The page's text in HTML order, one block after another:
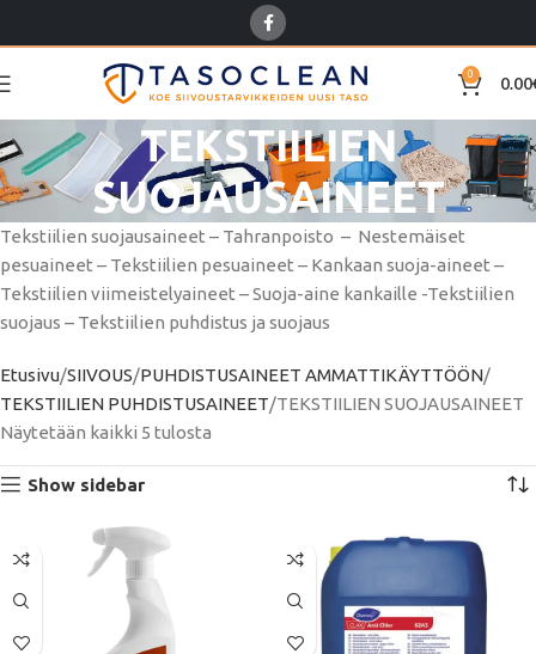
0 0.00
TEKSTIILIEN
SUOJAUSAINEET
Tekstiilien suojausaineet – Tahranpoisto – Nestemäiset
pesuaineet – Tekstiilien pesuaineet – Kankaan suoja-aineet –
Tekstiilien viimeistelyaineet – Suoja-aine kankaille -Tekstiilien
suojaus – Tekstiilien puhdistus ja suojaus
Etusivu SIIVOUS PUHDISTUSAINEET AMMATTIKÄYTTÖÖN
TEKSTIILIEN PUHDISTUSAINEET TEKSTIILIEN SUOJAUSAINEET
Näytetään kaikki 5 tulosta
Show sidebar